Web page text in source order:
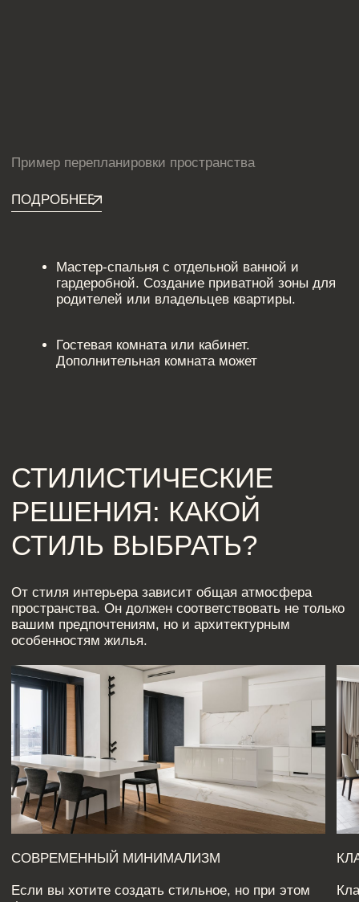
1000 И 1 ОТТЕНОК СЕРОГО
КВАРТИРА С МУЖСКИМ